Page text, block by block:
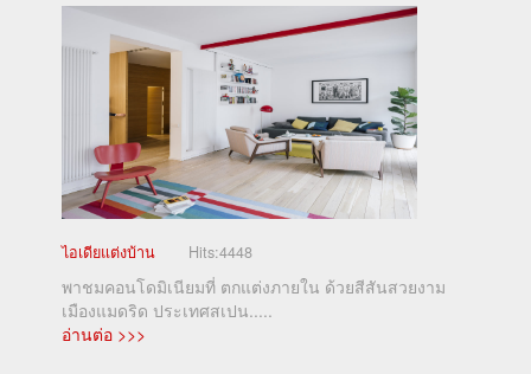
ไอเดียแต่งบ้าน Hits:4448
พาชมคอนโดมิเนียมที่ ตกแต่งภายใน ด้วยสีสันสวยงาม
เมืองแมดริด ประเทศสเปน.....
อ่านต่อ >>>